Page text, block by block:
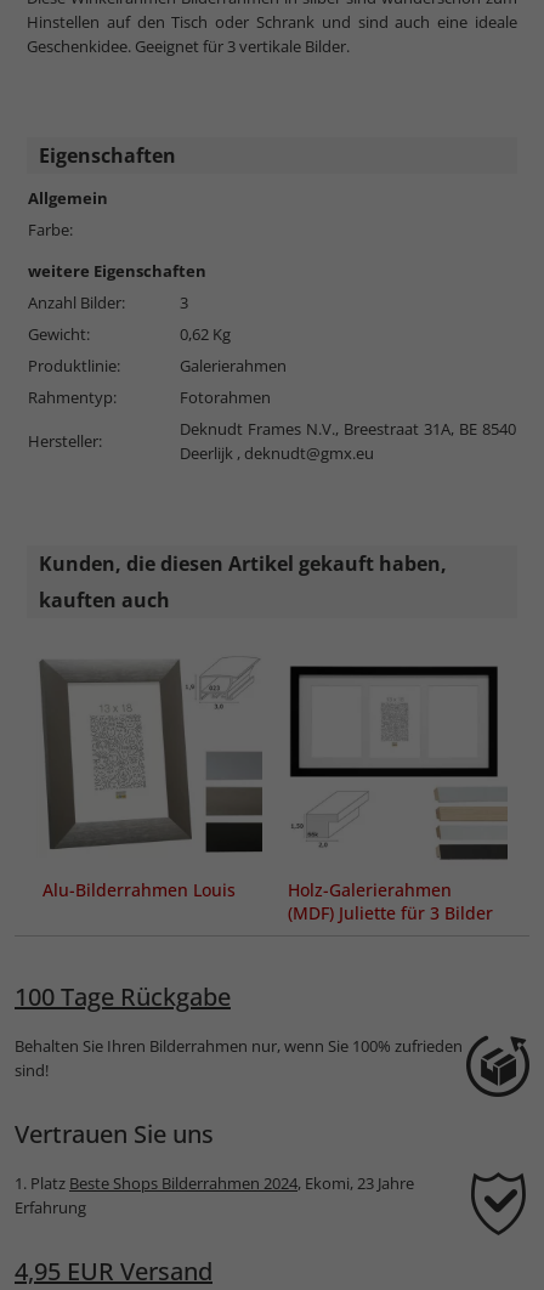
Hinstellen auf den Tisch oder Schrank und sind auch eine ideale
Geschenkidee. Geeignet für 3 vertikale Bilder.
Eigenschaften
Allgemein
Farbe:
weitere Eigenschaften
Anzahl Bilder:
3
Gewicht:
0,62 Kg
Produktlinie:
Galerierahmen
Rahmentyp:
Fotorahmen
Hersteller:
Deknudt Frames N.V., Breestraat 31A, BE 8540
Deerlijk , deknudt@gmx.eu
Kunden, die diesen Artikel gekauft haben,
kauften auch
Alu-Bilderrahmen Louis
Holz-Galerierahmen
(MDF) Juliette für 3 Bilder
100 Tage Rückgabe
Behalten Sie Ihren Bilderrahmen nur, wenn Sie 100% zufrieden
sind!
Vertrauen Sie uns
1. Platz Beste Shops Bilderrahmen 2024, Ekomi, 23 Jahre
Erfahrung
4,95 EUR Versand